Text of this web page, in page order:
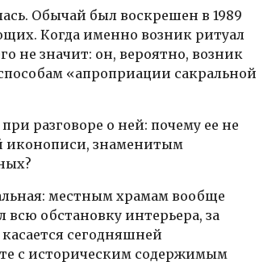
Обычай был воскрешен в 1989
Когда именно возник ритуал
не значит: он, вероятно, возник
«апроприации сакральной
разговоре о ней: почему ее не
иконописи, знаменитым
местным храмам вообще
обстановку интерьера, за
сегодняшней
с историческим содержимым